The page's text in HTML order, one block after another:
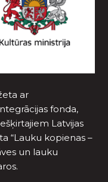
ar
fonda,
Latvijas
“Lauku kopienas –
un lauku